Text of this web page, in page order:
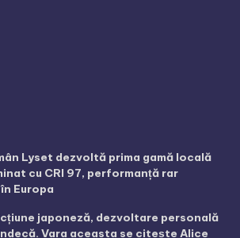
Lyset dezvoltă prima gamă locală
cu CRI 97, performanță rar
Europa
japoneză, dezvoltare personală
Vara aceasta se citește Alice